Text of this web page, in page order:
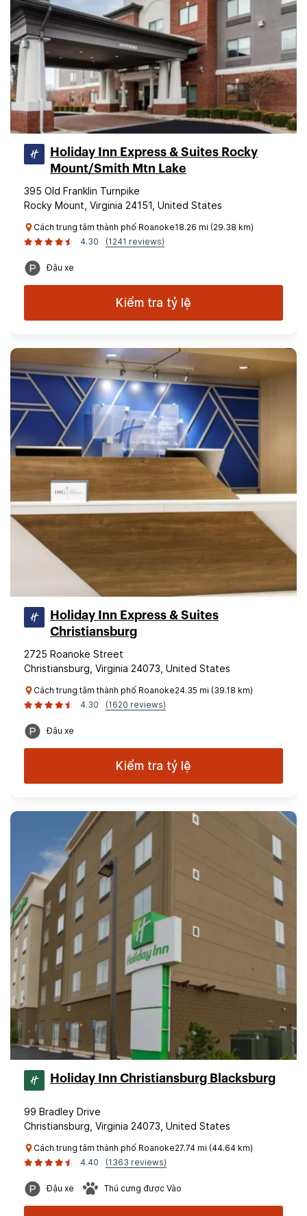
Holiday Inn Express & Suites Rocky
Mount/Smith Mtn Lake
395 Old Franklin Turnpike
Rocky Mount, Virginia 24151, United States
Cách trung tâm thành phố Roanoke18.26 mi (29.38 km)
4.30
(1241 reviews)
Đậu xe
Kiểm tra tỷ lệ
Holiday Inn Express & Suites
Christiansburg
2725 Roanoke Street
Christiansburg, Virginia 24073, United States
Cách trung tâm thành phố Roanoke24.35 mi (39.18 km)
4.30
(1620 reviews)
Đậu xe
Kiểm tra tỷ lệ
Holiday Inn Christiansburg Blacksburg
99 Bradley Drive
Christiansburg, Virginia 24073, United States
Cách trung tâm thành phố Roanoke27.74 mi (44.64 km)
4.40
(1363 reviews)
Đậu xe Thú cưng được Vào